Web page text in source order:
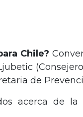
Chile?
de
acerca de